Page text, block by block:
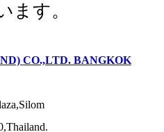
ます。
CO.,LTD. BANGKOK